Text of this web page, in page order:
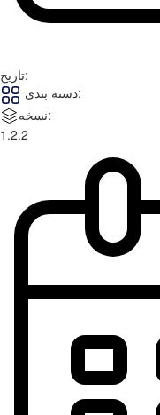
تاریخ:
دسته بندی:
نسخه:
1.2.2